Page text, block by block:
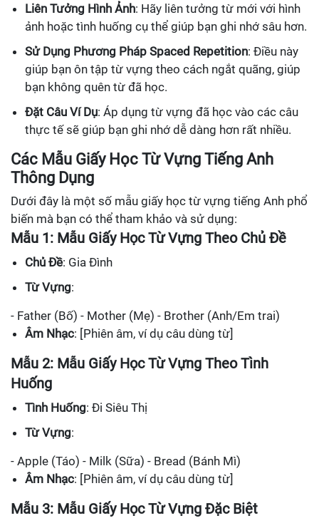
Liên Tưởng Hình Ảnh: Hãy liên tưởng từ mới với hình
ảnh hoặc tình huống cụ thể giúp bạn ghi nhớ sâu hơn.
Sử Dụng Phương Pháp Spaced Repetition: Điều này
giúp bạn ôn tập từ vựng theo cách ngắt quãng, giúp
bạn không quên từ đã học.
Đặt Câu Ví Dụ: Áp dụng từ vựng đã học vào các câu
thực tế sẽ giúp bạn ghi nhớ dễ dàng hơn rất nhiều.
Các Mẫu Giấy Học Từ Vựng Tiếng Anh
Thông Dụng
Dưới đây là một số mẫu giấy học từ vựng tiếng Anh phổ
biến mà bạn có thể tham khảo và sử dụng:
Mẫu 1: Mẫu Giấy Học Từ Vựng Theo Chủ Đề
Chủ Đề: Gia Đình
Từ Vựng:
- Father (Bố) - Mother (Mẹ) - Brother (Anh/Em trai)
Âm Nhạc: [Phiên âm, ví dụ câu dùng từ]
Mẫu 2: Mẫu Giấy Học Từ Vựng Theo Tình
Huống
Tình Huống: Đi Siêu Thị
Từ Vựng:
- Apple (Táo) - Milk (Sữa) - Bread (Bánh Mì)
Âm Nhạc: [Phiên âm, ví dụ câu dùng từ]
Mẫu 3: Mẫu Giấy Học Từ Vựng Đặc Biệt